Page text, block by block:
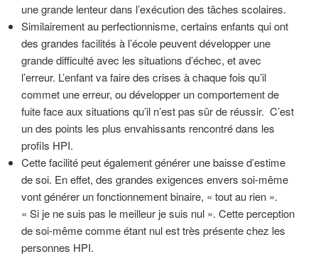
une grande lenteur dans l’exécution des tâches scolaires.
Similairement au perfectionnisme, certains enfants qui ont
des grandes facilités à l’école peuvent développer une
grande difficulté avec les situations d’échec, et avec
l’erreur. L’enfant va faire des crises à chaque fois qu’il
commet une erreur, ou développer un comportement de
fuite face aux situations qu’il n’est pas sûr de réussir. C’est
un des points les plus envahissants rencontré dans les
profils HPI.
Cette facilité peut également générer une baisse d’estime
de soi. En effet, des grandes exigences envers soi-même
vont générer un fonctionnement binaire, « tout au rien ».
« Si je ne suis pas le meilleur je suis nul ». Cette perception
de soi-même comme étant nul est très présente chez les
personnes HPI.